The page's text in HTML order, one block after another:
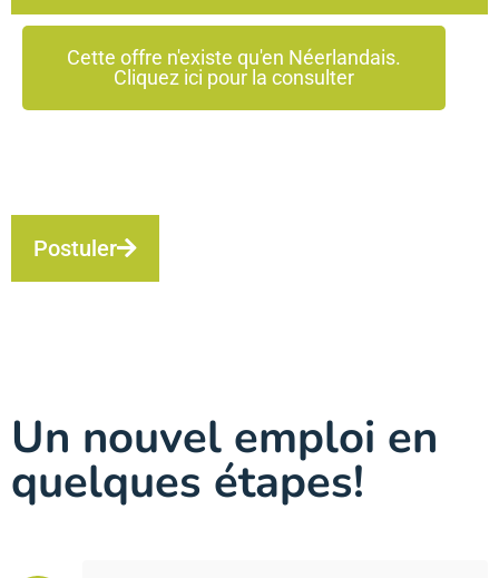
Cette offre n'existe qu'en Néerlandais.
Cliquez ici pour la consulter
Postuler
Un nouvel emploi en
quelques étapes!